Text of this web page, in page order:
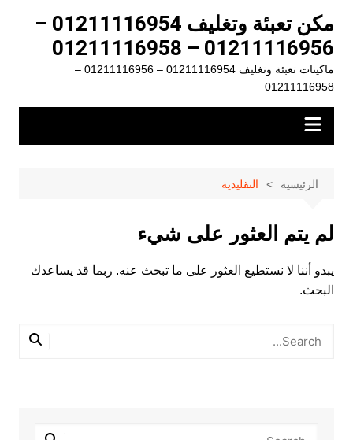
المحتوى
مكن تعبئة وتغليف 01211116954 –
01211116956 – 01211116958
ماكينات تعبئة وتغليف 01211116954 – 01211116956 –
01211116958
الرئيسية التقليدية
لم يتم العثور على شيء
يبدو أننا لا نستطيع العثور على ما تبحث عنه. ربما قد يساعدك
البحث.